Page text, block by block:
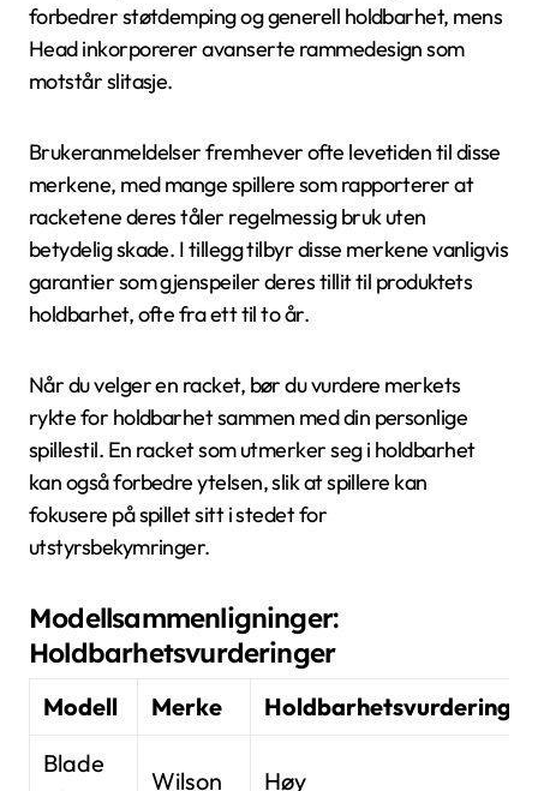
forbedrer støtdemping og generell holdbarhet, mens
Head inkorporerer avanserte rammedesign som
motstår slitasje.
Brukeranmeldelser fremhever ofte levetiden til disse
merkene, med mange spillere som rapporterer at
racketene deres tåler regelmessig bruk uten
betydelig skade. I tillegg tilbyr disse merkene vanligvis
garantier som gjenspeiler deres tillit til produktets
holdbarhet, ofte fra ett til to år.
Når du velger en racket, bør du vurdere merkets
rykte for holdbarhet sammen med din personlige
spillestil. En racket som utmerker seg i holdbarhet
kan også forbedre ytelsen, slik at spillere kan
fokusere på spillet sitt i stedet for
utstyrsbekymringer.
Modellsammenligninger:
Holdbarhetsvurderinger
Modell Merke
Holdbarhetsvurdering
Blade
Wilson Høy